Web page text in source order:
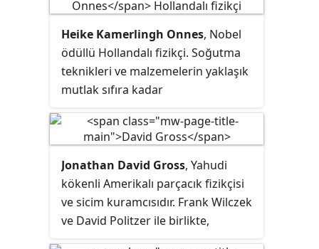
Heike Kamerlingh Onnes, Nobel
ödüllü Hollandalı fizikçi. Soğutma
teknikleri ve malzemelerin yaklaşık
mutlak sıfıra kadar
konularında araştırmalar yapmıştır.
Onu Süperiletkenlik olgusunu
araştırmaya sevk eden en önemli
olay 1908 yılında 0,9 K'de helyumu
sıvılaştırmayı başarmasıdır.
Jonathan David Gross, Yahudi
kökenli Amerikalı parçacık fizikçisi
ve sicim kuramcısıdır. Frank Wilczek
ve David Politzer ile birlikte,